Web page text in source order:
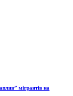
мігрантів на